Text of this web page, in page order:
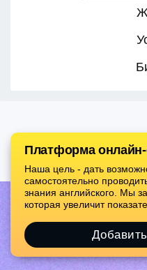
Платформа
Наша цель - дать
самостоятельно
знания английского. Мы
которая увеличит